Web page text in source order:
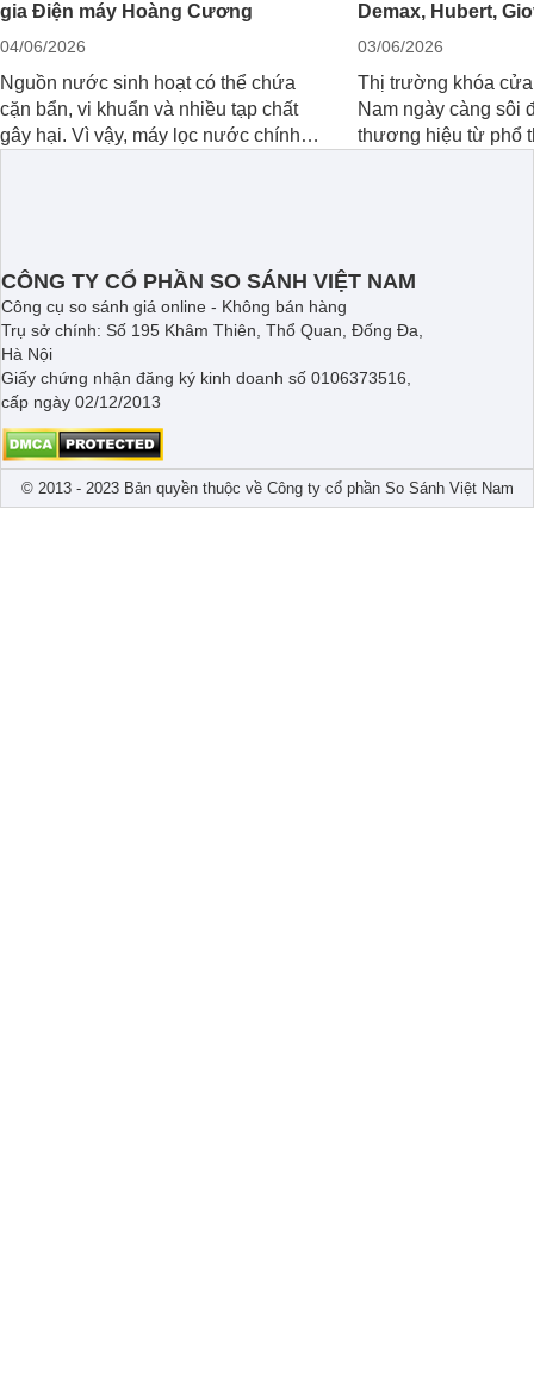
gia Điện máy Hoàng Cương
04/06/2026
Nguồn nước sinh hoạt có thể chứa
cặn bẩn, vi khuẩn và nhiều tạp chất
gây hại. Vì vậy, máy lọc nước chính
Demax, Hubert,
03/06/2026
Thị trường khóa
Nam ngày càng sôi
thương hiệu từ phổ
CÔNG TY CỔ PHẦN SO SÁNH VIỆT NAM
Công cụ so sánh giá online - Không bán hàng
Trụ sở chính: Số 195 Khâm Thiên, Thổ Quan, Đống Đa,
Hà Nội
Giấy chứng nhận đăng ký kinh doanh số 0106373516,
cấp ngày 02/12/2013
© 2013 - 2023 Bản quyền thuộc về Công ty cổ phần So Sánh Việt Nam